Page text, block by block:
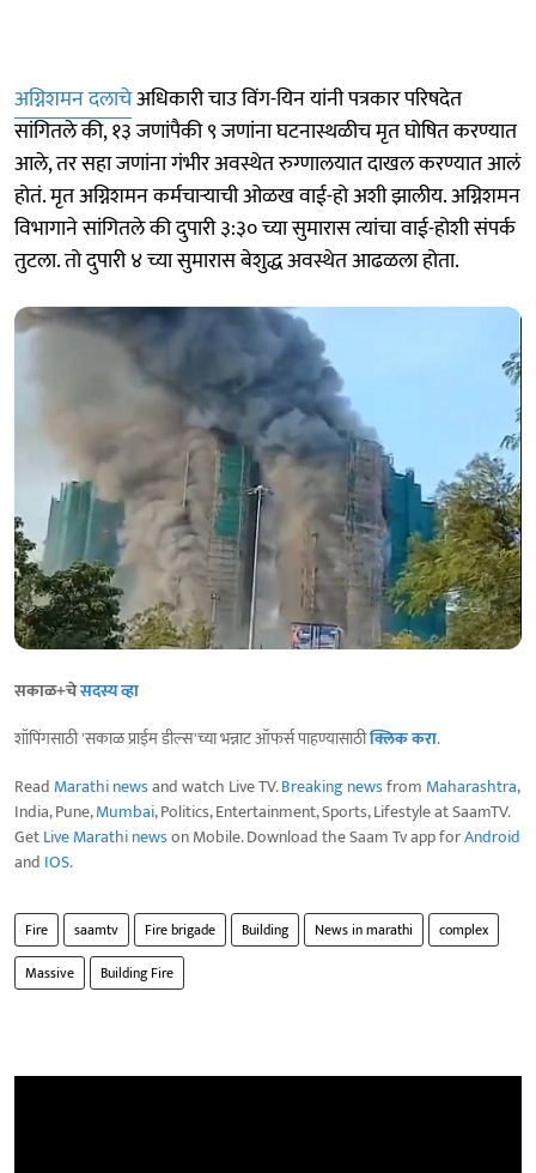
अग्निशमन दलाचेअधिकारी चाउ विंग-यिन यांनी पत्रकार परिषदेत
सांगितले की, १३ जणांपैकी ९ जणांना घटनास्थळीच मृत घोषित करण्यात
आले, तर सहा जणांना गंभीर अवस्थेत रुग्णालयात दाखल करण्यात आलं
होतं. मृत अग्निशमन कर्मचाऱ्याची ओळख वाई-हो अशी झालीय. अग्निशमन
विभागाने सांगितले की दुपारी ३:३० च्या सुमारास त्यांचा वाई-होशी संपर्क
तुटला. तो दुपारी ४ च्या सुमारास बेशुद्ध अवस्थेत आढळला होता.
सकाळ+चेसदस्य व्हा
शॉपिंगसाठी 'सकाळ प्राईम डील्स'च्या भन्नाट ऑफर्स पाहण्यासाठीक्लिक करा.
Read Marathi newsand watch Live TV.Breaking newsfrom Maharashtra,
India, Pune,Mumbai, Politics, Entertainment, Sports, Lifestyle at SaamTV.
GetLive Marathi newson Mobile. Download the Saam Tv app forAndroid
and IOS.
Fire saamtv Fire brigade Building News in marathi
complex
Massive
Building Fire